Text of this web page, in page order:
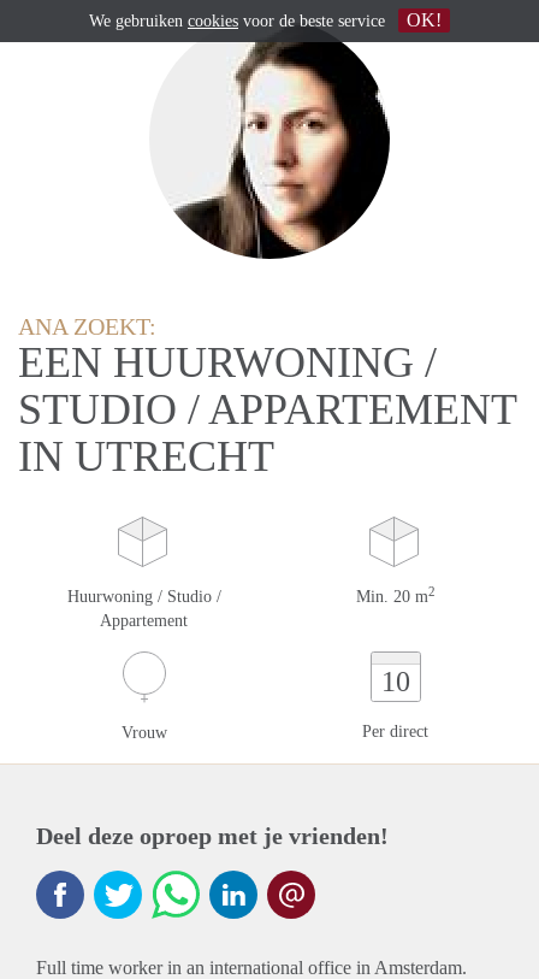
ANA ZOEKT:
EEN HUURWONING /
STUDIO / APPARTEMENT
IN UTRECHT
Huurwoning / Studio /
Appartement
Min. 20 m2
Vrouw
10
Per direct
Deel deze oproep met je vrienden!
Full time worker in an international office in Amsterdam.
We gebruiken cookies voor de beste service OK!